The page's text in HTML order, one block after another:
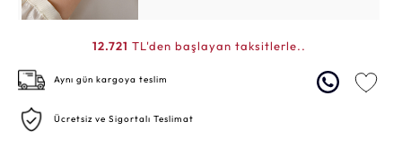
12.721 TL'den başlayan taksitlerle..
Aynı gün kargoya teslim
Ücretsiz ve Sigortalı Teslimat